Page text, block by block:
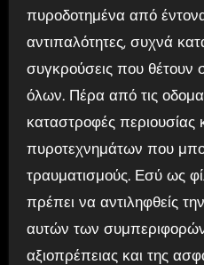
πυροδοτημένα από
αντιπαλότητες, συχνά
συγκρούσεις που θέτουν
όλων. Πέρα από τις
καταστροφές περιουσίας
πυροτεχνημάτων που
τραυματισμούς. Εσύ ως
πρέπει να αντιληφθείς
αυτών των συμπεριφορών
αξιοπρέπειας και της